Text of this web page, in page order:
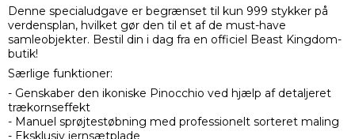
Denne specialudgave er begrænset til kun 999 stykker på
verdensplan, hvilket gør den til et af de must-have
samleobjekter. Bestil din i dag fra en officiel Beast Kingdom-
butik!
Særlige funktioner:
- Genskaber den ikoniske Pinocchio ved hjælp af detaljeret
trækornseffekt
- Manuel sprøjtestøbning med professionelt sorteret maling
- Eksklusiv jernsætplade